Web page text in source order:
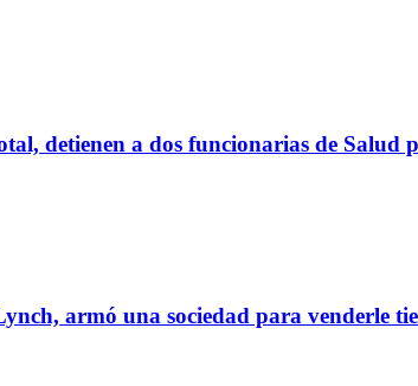
detienen a dos funcionarias de Salud
armó una sociedad para venderle